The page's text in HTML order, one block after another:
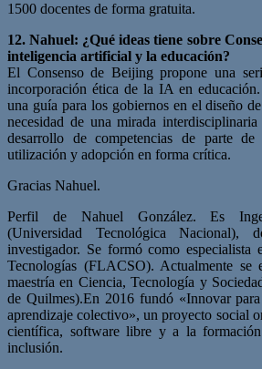
1500 docentes de forma gratuita.
12. Nahuel: ¿Qué ideas tiene sobre
inteligencia artificial y la educación?
El Consenso de Beijing propone una
incorporación ética de la IA en
una guía para los gobiernos en el diseño
necesidad de una mirada
desarrollo de competencias de parte
utilización y adopción en forma crítica.
Gracias Nahuel.
Perfil de Nahuel González. Es
(Universidad Tecnológica Nacional),
investigador. Se formó como especialista
Tecnologías (FLACSO). Actualmente se
maestría en Ciencia, Tecnología y
de Quilmes).En 2016 fundó «Innovar
aprendizaje colectivo», un proyecto social
científica, software libre y a la
inclusión.